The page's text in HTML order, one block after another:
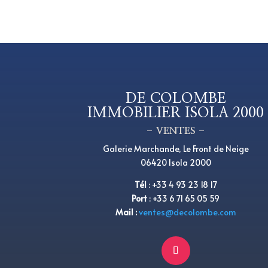
DE COLOMBE
IMMOBILIER ISOLA 2000
– VENTES –
Galerie Marchande, Le Front de Neige
06420 Isola 2000
Tél: +33 4 93 23 18 17
Port : +33 6 71 65 05 59
Mail :ventes@decolombe.com